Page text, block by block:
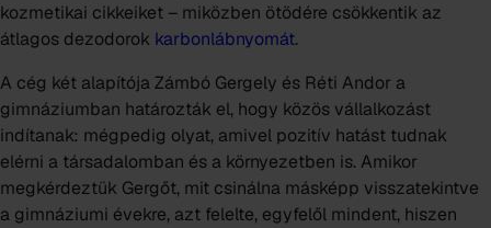
kozmetikai cikkeiket – miközben ötödére csökkentik az
átlagos dezodorok karbonlábnyomát.
A cég két alapítója Zámbó Gergely és Réti Andor a
gimnáziumban határozták el, hogy közös vállalkozást
indítanak: mégpedig olyat, amivel pozitív hatást tudnak
elérni a társadalomban és a környezetben is. Amikor
megkérdeztük Gergőt, mit csinálna másképp visszatekintve
a gimnáziumi évekre, azt felelte, egyfelől mindent, hiszen